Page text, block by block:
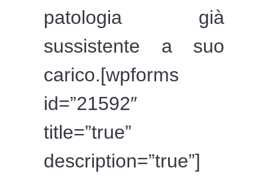
patologia già
sussistente a suo
carico.[wpforms
id=”21592″
title=”true”
description=”true”]